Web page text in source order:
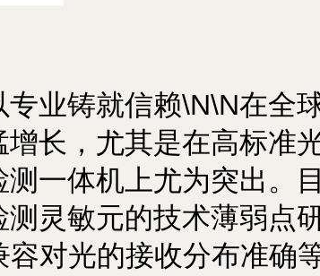
业铸就信赖\N\N在全
长，尤其是在高标准
一体机上尤为突出。
灵敏元的技术薄弱点
对光的接收分布准确